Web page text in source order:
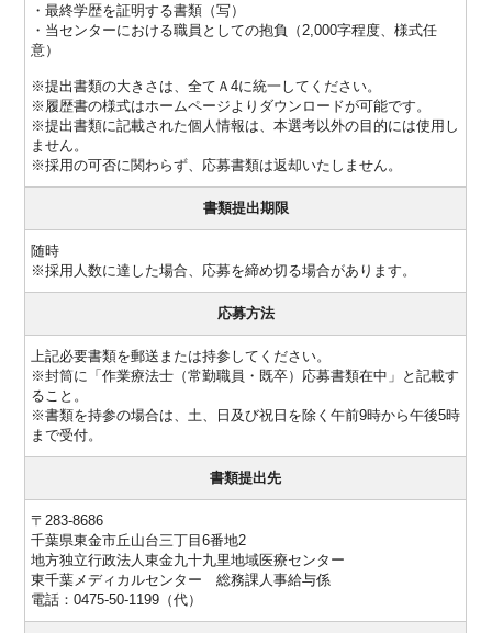
・最終学歴を証明する書類（写）
・当センターにおける職員としての抱負（2,000字程度、様式任
意）
※提出書類の大きさは、全てＡ4に統一してください。
※履歴書の様式はホームページよりダウンロードが可能です。
※提出書類に記載された個人情報は、本選考以外の目的には使用し
ません。
※採用の可否に関わらず、応募書類は返却いたしません。
書類提出期限
随時
※採用人数に達した場合、応募を締め切る場合があります。
応募方法
上記必要書類を郵送または持参してください。
※封筒に「作業療法士（常勤職員・既卒）応募書類在中」と記載す
ること。
※書類を持参の場合は、土、日及び祝日を除く午前9時から午後5時
まで受付。
書類提出先
〒283-8686
千葉県東金市丘山台三丁目6番地2
地方独立行政法人東金九十九里地域医療センター
東千葉メディカルセンター 総務課人事給与係
電話：0475-50-1199（代）